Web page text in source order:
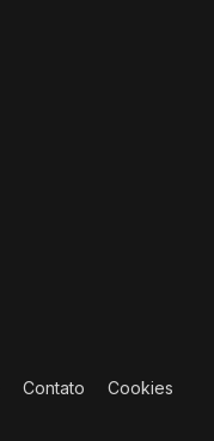
Contato Cookies